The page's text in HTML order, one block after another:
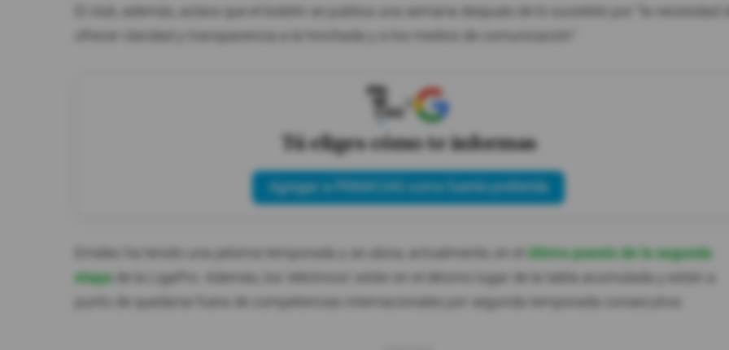
El club, además, aclara que el boletín se publica una semana después de lo sucedido por "la necesidad
ofrecer claridad y transparencia a la hinchada y a los medios de comunicación".
X
Tú eliges cómo te informas
Agregar a PRIMICIAS como fuente preferida
Emelec ha tenido una pésima temporada y se ubica, actualmente, en el último puesto de la segunda
etapade la LigaPro. Además, los 'eléctricos' están en el décimo lugar de la tabla acumulada y están a
punto de quedarse fuera de competencias internacionales por segunda temporada consecutiva.